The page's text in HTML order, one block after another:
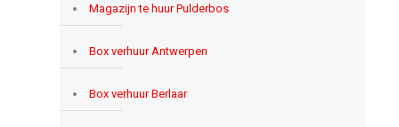
Magazijn te huur Pulderbos
Box verhuur Antwerpen
Box verhuur Berlaar